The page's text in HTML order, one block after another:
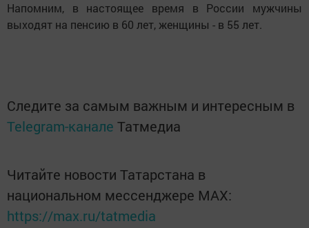
Напомним, в настоящее время в России мужчины
выходят на пенсию в 60 лет, женщины - в 55 лет.
Следите за самым важным и интересным в
Telegram-канале Татмедиа
Читайте новости Татарстана в
национальном мессенджере MАХ:
https://max.ru/tatmedia